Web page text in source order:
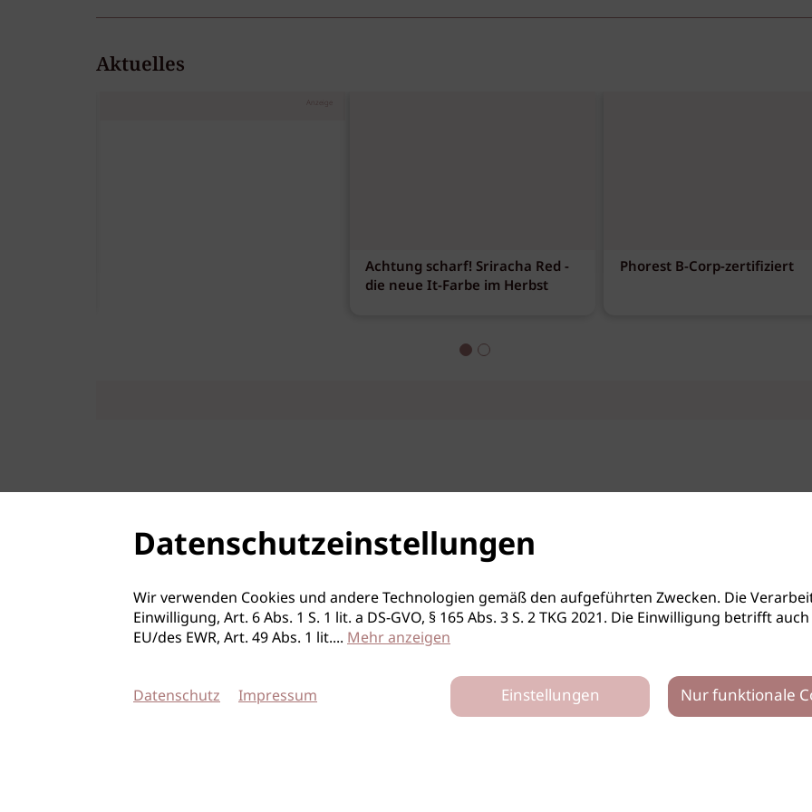
Aktuelles
Anzeige
Achtung scharf! Sriracha Red -
die neue It-Farbe im Herbst
Phorest B-Corp-zertifiziert
Datenschutzeinstellungen
Wir verwenden Cookies und andere Technologien gemäß den aufgeführten Zwecken. Die
Einwilligung, Art. 6 Abs. 1 S. 1 lit. a DS-GVO, § 165 Abs. 3 S. 2 TKG 2021. Die Einwilligung betrifft
EU/des EWR, Art. 49 Abs. 1 lit.... Mehr anzeigen
Datenschutz Impressum Einstellungen Nur funktionale